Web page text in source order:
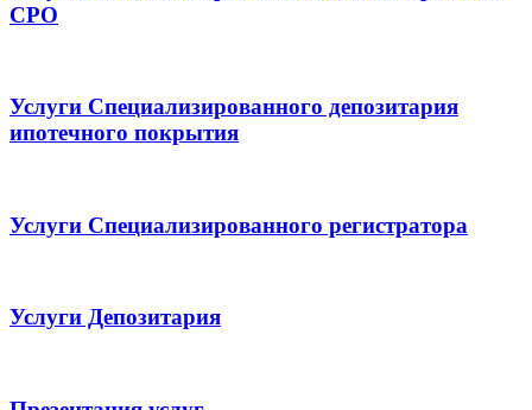
СРО
Услуги Специализированного депозитария
ипотечного покрытия
Услуги Специализированного регистратора
Услуги Депозитария